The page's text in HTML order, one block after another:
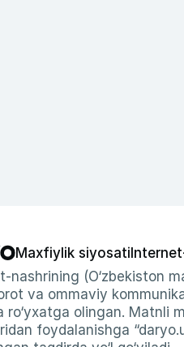
Maxfiylik siyosati
nashrining (O‘zbekiston
va ommaviy
olingan. Matnli
foydalanishga